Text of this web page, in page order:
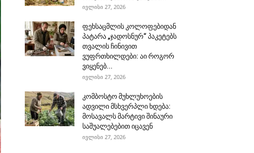
ივლისი 27, 2026
ფეხსაცმლის კოლოფებიდან
პატარა „ჯადოსნურ“ პაკეტებს
თვალის ჩინივით
ვუფრთხილდები: აი როგორ
ვიყენებ...
ივლისი 27, 2026
კომბოსტო მუხლუხოების
ადვილი მსხვერპლი ხდება:
მოსავალს მარტივი შინაური
საშუალებებით იცავენ
ივლისი 27, 2026